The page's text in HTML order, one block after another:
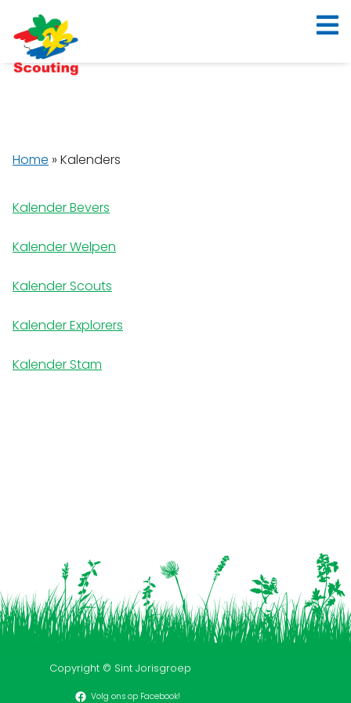
Home » Kalenders
Kalender Bevers
Kalender Welpen
Kalender Scouts
Kalender Explorers
Kalender Stam
Copyright © Sint Jorisgroep
Volg ons op Facebook!